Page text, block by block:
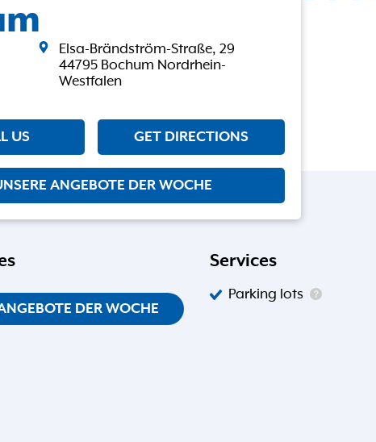
Elsa-Brändström-Straße, 29
44795 Bochum Nordrhein-
Westfalen
US GET DIRECTIONS
ANGEBOTE DER WOCHE
DER WOCHE
Services
Parking lots